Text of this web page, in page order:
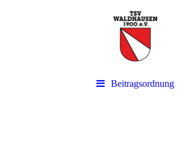
Beitragsordnung